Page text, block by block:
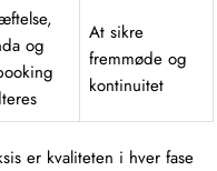
og
At sikre
fremmøde og
kontinuitet
er kvaliteten i hver fase